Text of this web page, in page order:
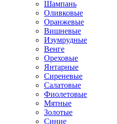
Шампань
Оливковые
Оранжевые
Вишневые
Изумрудные
Венге
Ореховые
Янтарные
Сиреневые
Салатовые
Фиолетовые
Мятные
Золотые
Синие